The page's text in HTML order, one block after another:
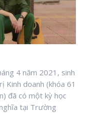
4 năm 2021, sinh
Kinh doanh (khóa 61
đã có một kỳ học
tại Trường